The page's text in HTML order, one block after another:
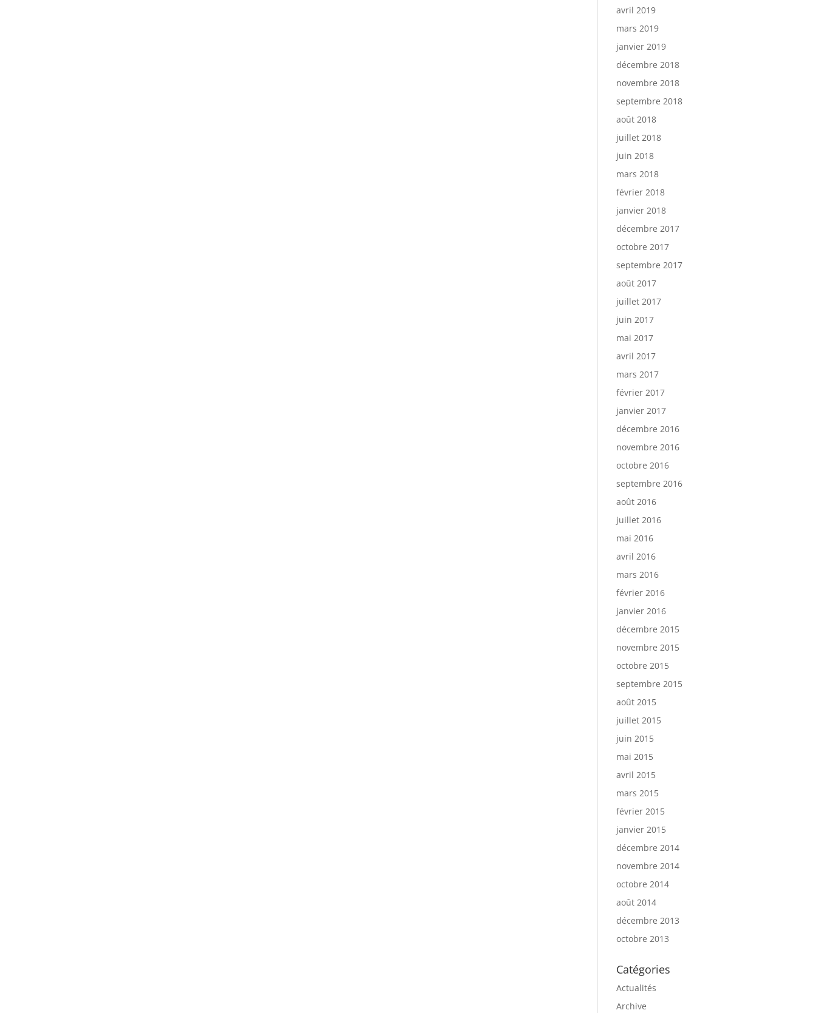
avril 2019
mars 2019
janvier 2019
décembre 2018
novembre 2018
septembre 2018
août 2018
juillet 2018
juin 2018
mars 2018
février 2018
janvier 2018
décembre 2017
octobre 2017
septembre 2017
août 2017
juillet 2017
juin 2017
mai 2017
avril 2017
mars 2017
février 2017
janvier 2017
décembre 2016
novembre 2016
octobre 2016
septembre 2016
août 2016
juillet 2016
mai 2016
avril 2016
mars 2016
février 2016
janvier 2016
décembre 2015
novembre 2015
octobre 2015
septembre 2015
août 2015
juillet 2015
juin 2015
mai 2015
avril 2015
mars 2015
février 2015
janvier 2015
décembre 2014
novembre 2014
octobre 2014
août 2014
décembre 2013
octobre 2013
Catégories
Actualités
Archive